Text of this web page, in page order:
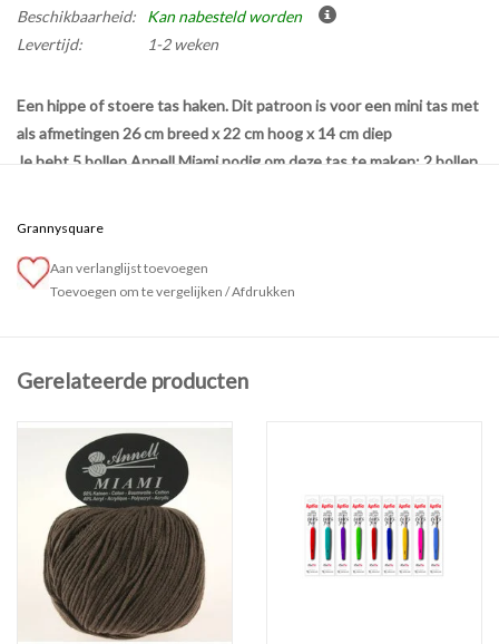
Beschikbaarheid:
Kan nabesteld worden
Levertijd:
1-2 weken
Een hippe of stoere tas haken. Dit patroon is voor een mini tas met
als afmetingen 26 cm breed x 22 cm hoog x 14 cm diep
Je hebt 5 bollen Annell Miami nodig om deze tas te maken: 2 bollen
Grannysquare
Aan verlanglijst toevoegen
Toevoegen om te vergelijken /Afdrukken
Gerelateerde producten